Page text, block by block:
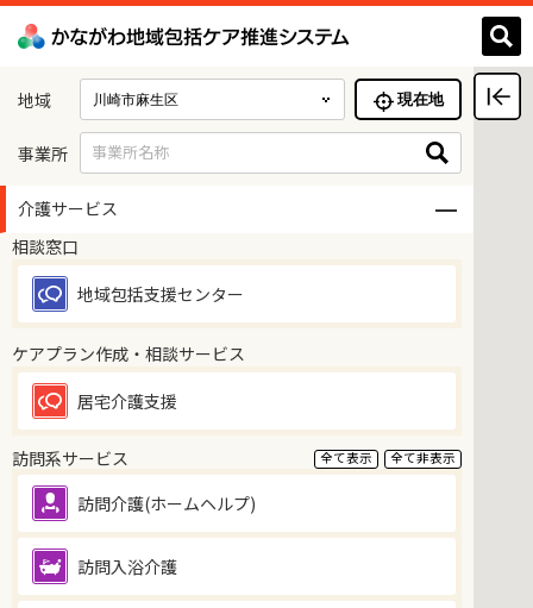
地域 現在地
事業所 事業所名称
介護サービス
相談窓口
地域包括支援センター
ケアプラン作成・相談サービス
居宅介護支援
訪問系サービス 全て表示 全て非表示
訪問介護(ホームヘルプ)
訪問入浴介護